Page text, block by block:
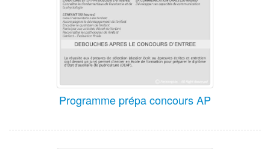
Programme prépa concours AP